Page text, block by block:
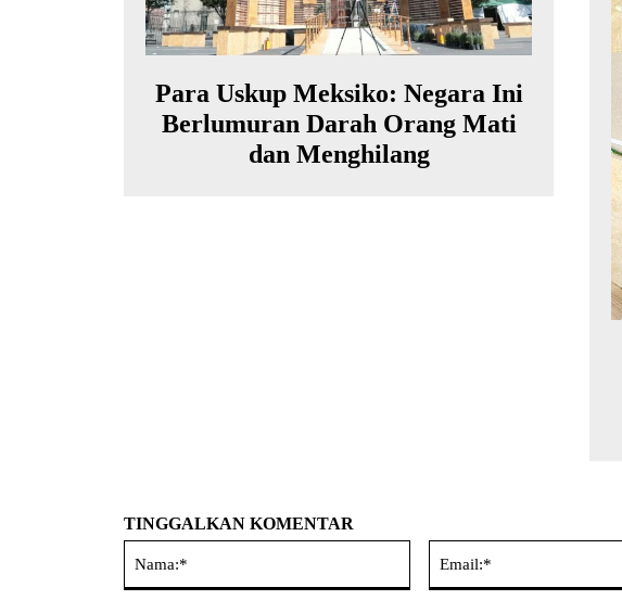
Para Uskup Meksiko: Negara Ini
Berlumuran Darah Orang Mati
dan Menghilang
TINGGALKAN KOMENTAR